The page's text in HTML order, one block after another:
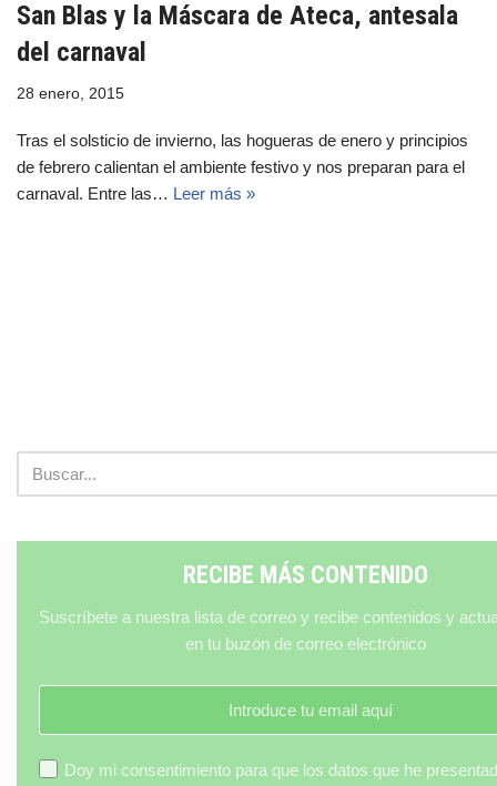
San Blas y la Máscara de Ateca, antesala
del carnaval
28 enero, 2015
Tras el solsticio de invierno, las hogueras de enero y principios
de febrero calientan el ambiente festivo y nos preparan para el
carnaval. Entre las… Leer más »
RECIBE MÁS CONTENIDO
Suscríbete a nuestra lista de correo y recibe contenidos y
en tu buzón de correo electrónico
Doy mi consentimiento para que los datos que he